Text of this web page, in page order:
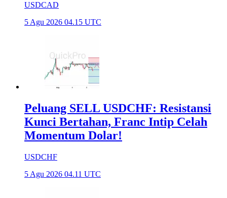
USDCAD
5 Agu 2026 04.15 UTC
Peluang SELL USDCHF: Resistansi
Kunci Bertahan, Franc Intip Celah
Momentum Dolar!
USDCHF
5 Agu 2026 04.11 UTC